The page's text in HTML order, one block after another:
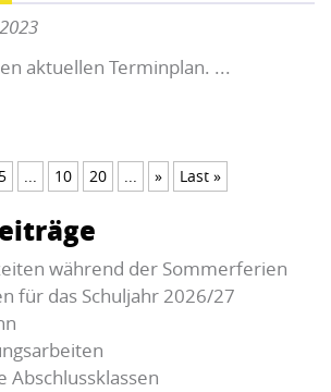
aktuellen Terminplan. ...
5 ... 10 20 ... » Last »
während der Sommerferien
für das Schuljahr 2026/27
Abschlussklassen